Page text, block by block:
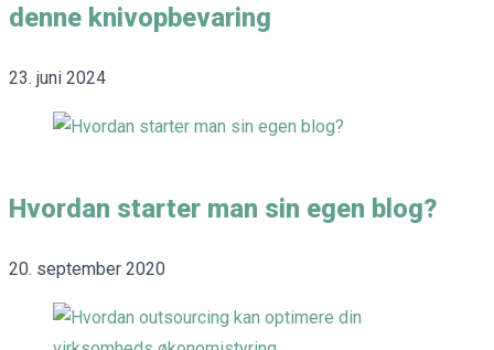
denne knivopbevaring
23. juni 2024
Hvordan starter man sin egen blog?
20. september 2020